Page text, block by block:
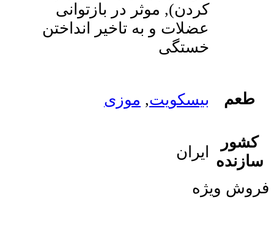
کردن), موثر در بازتوانی
عضلات و به تاخیر انداختن
خستگی
طعم بیسکویت, موزی
کشور
سازنده
ایران
فروش ویژه